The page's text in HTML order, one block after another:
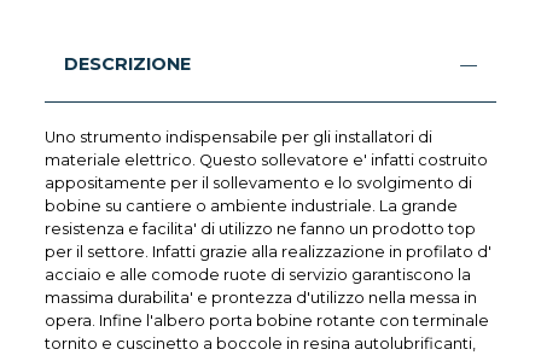
DESCRIZIONE
Uno strumento indispensabile per gli installatori di
materiale elettrico. Questo sollevatore e' infatti costruito
appositamente per il sollevamento e lo svolgimento di
bobine su cantiere o ambiente industriale. La grande
resistenza e facilita' di utilizzo ne fanno un prodotto top
per il settore. Infatti grazie alla realizzazione in profilato d'
acciaio e alle comode ruote di servizio garantiscono la
massima durabilita' e prontezza d'utilizzo nella messa in
opera. Infine l'albero porta bobine rotante con terminale
tornito e cuscinetto a boccole in resina autolubrificanti,